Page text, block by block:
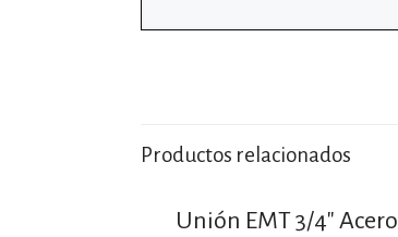
Productos relacionados
Unión EMT 3/4″ Acero